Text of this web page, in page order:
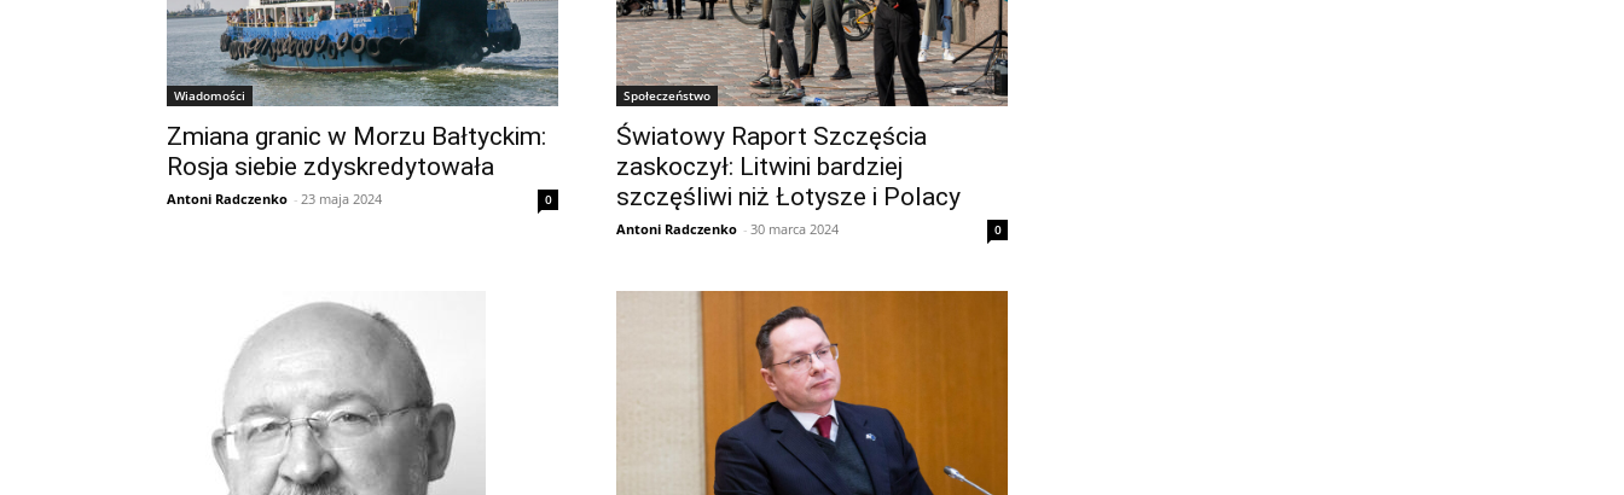
Wiadomości
Zmiana granic w Morzu Bałtyckim:
Rosja siebie zdyskredytowała
Antoni Radczenko - 23 maja 2024 0
Społeczeństwo
Światowy Raport Szczęścia
zaskoczył: Litwini bardziej
szczęśliwi niż Łotysze i Polacy
Antoni Radczenko - 30 marca 2024 0